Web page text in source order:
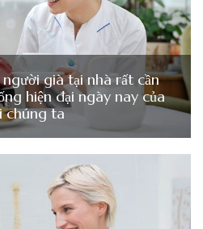
già tại nhà rất cần
hiện đại ngày nay của
chúng ta